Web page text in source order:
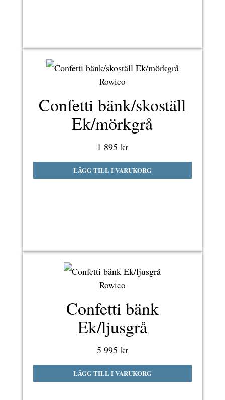
Rowico
Confetti bänk/skoställ
Ek/mörkgrå
1 895 kr
LÄGG TILL I VARUKORG
Rowico
Confetti bänk
Ek/ljusgrå
5 995 kr
LÄGG TILL I VARUKORG